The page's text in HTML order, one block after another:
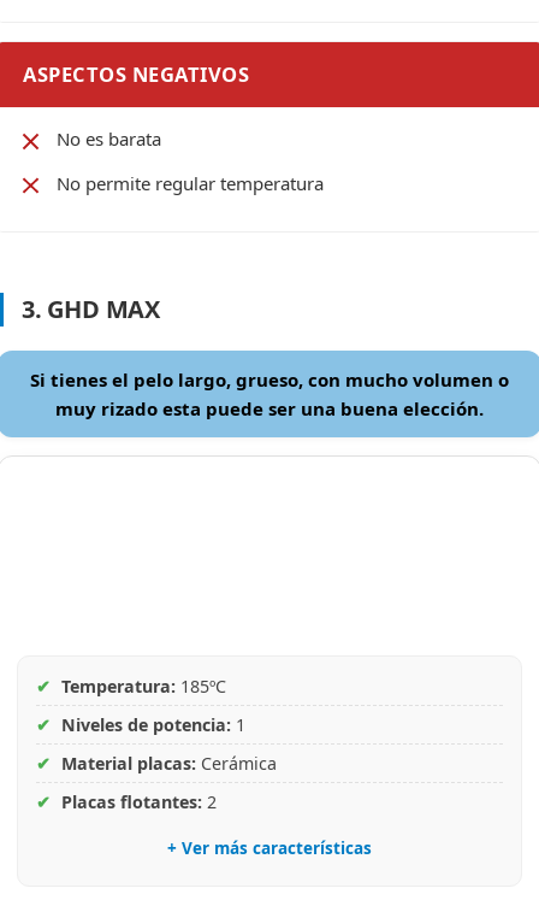
ASPECTOS NEGATIVOS
No es barata
No permite regular temperatura
3. GHD MAX
Si tienes el pelo largo, grueso, con mucho volumen o
muy rizado esta puede ser una buena elección.
✔ Temperatura: 185ºC
✔ Niveles de potencia: 1
✔ Material placas: Cerámica
✔ Placas flotantes: 2
+ Ver más características